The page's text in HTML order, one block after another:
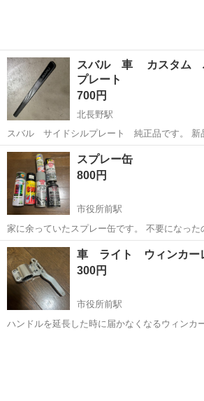
スバル 車 カスタム
プレート
700円
北長野駅
スバル サイドシルプレート 純正品です。 新
プで貼るだけです。 純正カタログでは左右1セ
ものです。 こちらは片側しかありませんので格
番はE1017FN000...
長野 長野市 北長野駅
スプレー缶
800円
市役所前駅
家に余っていたスプレー缶です。 不要になった
します。 シャーシクリアはほぼ未使用。 耐熱
１本はまだかなり入っています。 他は半分以下
長野 長野市 市役所前駅
車 ライト ウィンカー
300円
市役所前駅
ハンドルを延長した時に届かなくなるウィンカ